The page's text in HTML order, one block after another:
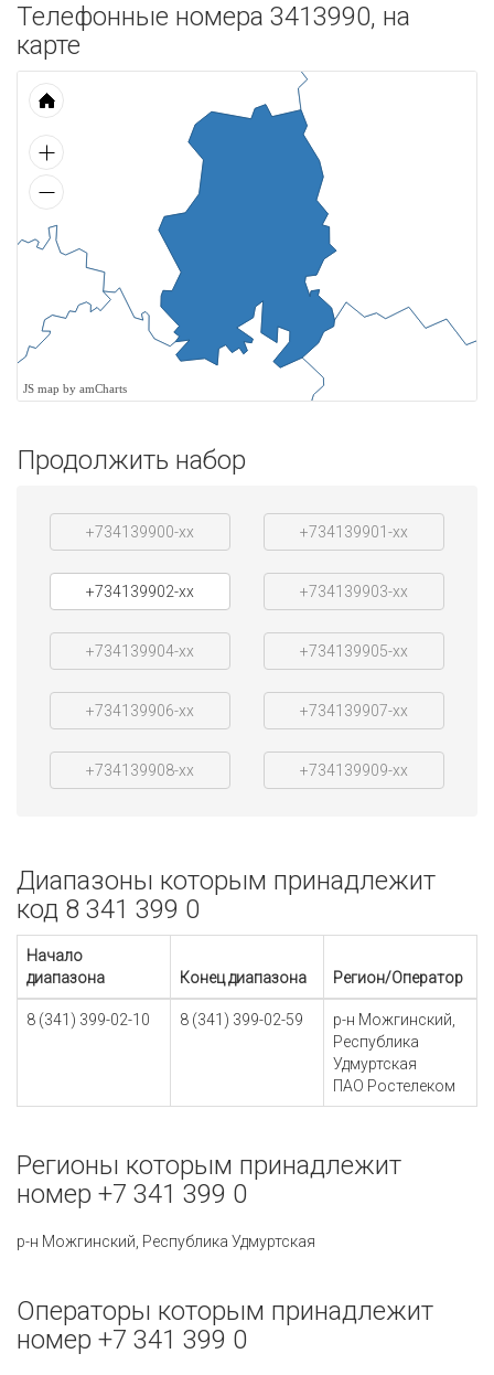
Телефонные номера 3413990, на
карте
JS map by amCharts
Продолжить набор
+734139900-xx +734139901-xx
+734139902-xx +734139903-xx
+734139904-xx +734139905-xx
+734139906-xx +734139907-xx
+734139908-xx +734139909-xx
Диапазоны которым принадлежит
код 8 341 399 0
Начало
диапазона
Конец диапазона Регион/Оператор
8 (341) 399-02-10 8 (341) 399-02-59
р-н Можгинский,
Республика
Удмуртская
ПАО Ростелеком
Регионы которым принадлежит
номер +7 341 399 0
р-н Можгинский, Республика Удмуртская
Операторы которым принадлежит
номер +7 341 399 0